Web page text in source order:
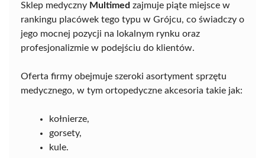
Sklep medyczny Multimed zajmuje piąte miejsce w
rankingu placówek tego typu w Grójcu, co świadczy o
jego mocnej pozycji na lokalnym rynku oraz
profesjonalizmie w podejściu do klientów.
Oferta firmy obejmuje szeroki asortyment sprzętu
medycznego, w tym ortopedyczne akcesoria takie jak:
kołnierze,
gorsety,
kule.